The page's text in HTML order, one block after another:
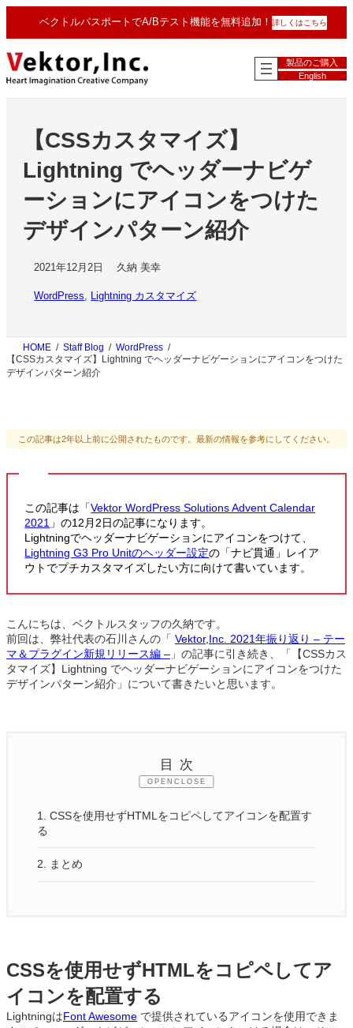
を
ス
キ
ッ
ベクトルパスポートでA/Bテスト機能を無料追加！ 詳しくはこちら
製品のご購入
English
【CSSカスタマイズ】
Lightning でヘッダーナビゲ
ーションにアイコンをつけた
デザインパターン紹介
2021年12月2日 久納 美幸
WordPress Lightning カスタマイズ
HOME Staff Blog
WordPress
【CSSカスタマイズ】Lightning でヘッダーナビゲーションにアイコンをつけた
デザインパターン紹介
この記事は2年以上前に公開されたものです。最新の情報を参考にしてください。
この記事は「Vektor WordPress Solutions Advent Calendar
2021 」の12月2日の記事になります。
Lightningでヘッダーナビゲーションにアイコンをつけて、
Lightning G3 Pro Unitのヘッダー設定の「ナビ貫通」レイア
ウトでプチカスタマイズしたい方に向けて書いています。
こんにちは、ベクトルスタッフの久納です。
前回は、弊社代表の石川さんの「 Vektor,Inc. 2021年振り返り – テー
マ＆プラグイン新規リリース編 – 」の記事に引き続き、「【CSSカス
タマイズ】Lightning でヘッダーナビゲーションにアイコンをつけた
デザインパターン紹介」について書きたいと思います。
目次
CLOSE
1. CSSを使用せずHTMLをコピペしてアイコンを配置す
る
2. まとめ
CSSを使用せずHTMLをコピペしてア
イコンを配置する
LightningはFont Awesome で提供されているアイコンを使用できま